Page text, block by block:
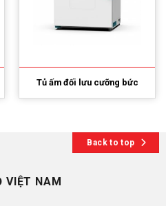
Tủ ấm đối lưu cưỡng bức
Back to top
VIỆT NAM